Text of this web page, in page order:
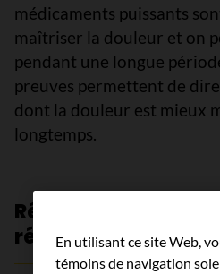
médicaments puissants
maîtriser la douleur et on
pendant une longue
preuves permettent de
dont la douleur est mieux
longtemps.
Révision par les
références
En utilisant ce site Web,
témoins de navigation